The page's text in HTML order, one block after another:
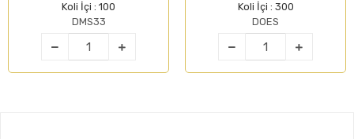
Koli İçi : 100
DMS33
Koli İçi : 300
DOES